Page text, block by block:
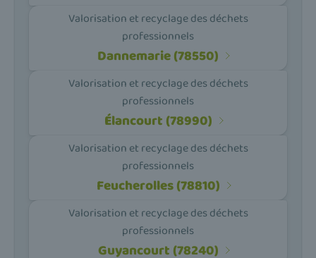
Valorisation et recyclage des déchets
professionnels
Dannemarie (78550)
Valorisation et recyclage des déchets
professionnels
Élancourt (78990)
Valorisation et recyclage des déchets
professionnels
Feucherolles (78810)
Valorisation et recyclage des déchets
professionnels
Guyancourt (78240)